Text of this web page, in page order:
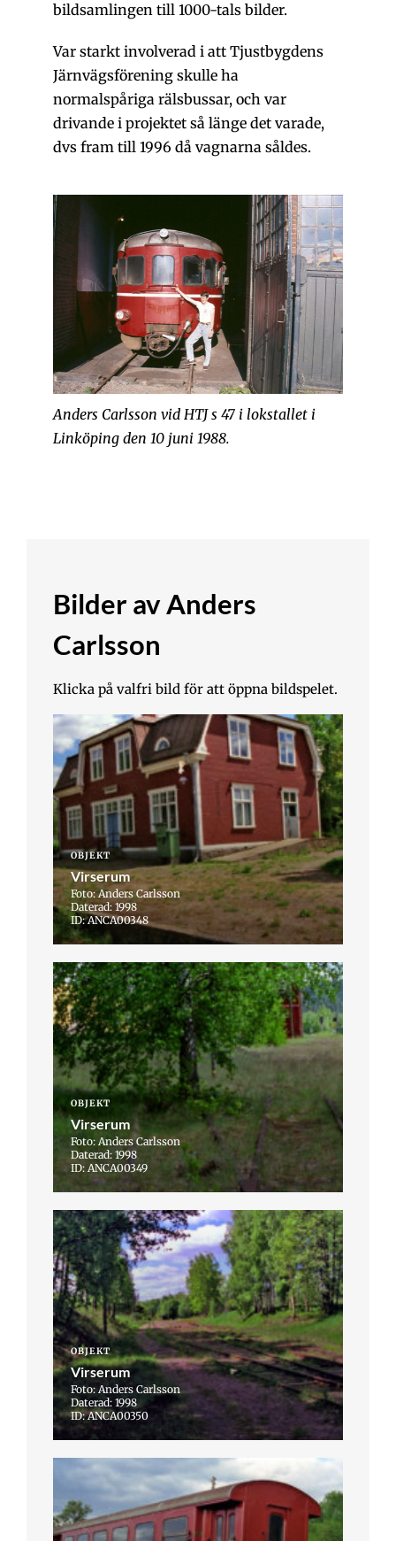
bildsamlingen till 1000-tals bilder.
Var starkt involverad i att Tjustbygdens
Järnvägsförening skulle ha
normalspåriga rälsbussar, och var
drivande i projektet så länge det varade,
dvs fram till 1996 då vagnarna såldes.
Anders Carlsson vid HTJ s 47 i lokstallet i
Linköping den 10 juni 1988.
Bilder av Anders
Carlsson
Klicka på valfri bild för att öppna bildspelet.
OBJEKT
Virserum
Foto: Anders Carlsson
Daterad: 1998
ID: ANCA00348
OBJEKT
Virserum
Foto: Anders Carlsson
Daterad: 1998
ID: ANCA00349
OBJEKT
Virserum
Foto: Anders Carlsson
Daterad: 1998
ID: ANCA00350